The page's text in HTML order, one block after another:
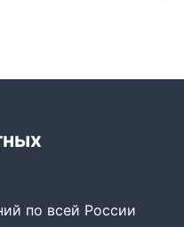
по всей России